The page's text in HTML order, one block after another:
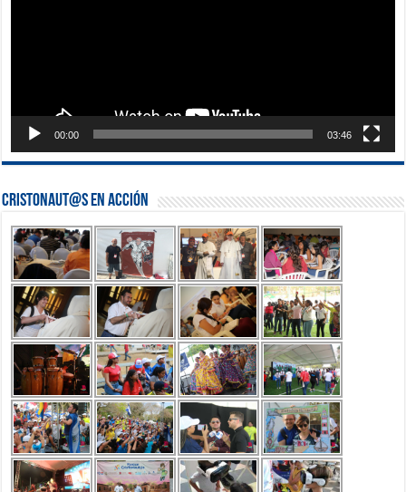
00:00 03:46
Cristonaut@s en Acción